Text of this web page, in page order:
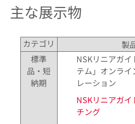
主な展示物
カテゴリ
製
標準
品・短
納期
NSKリニアガ
テム」オンラ
レーション
NSKリニアガ
チング